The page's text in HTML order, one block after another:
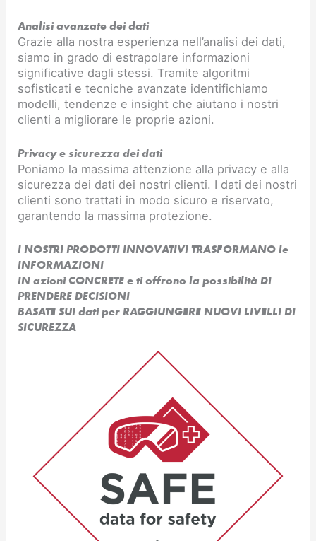
Analisi avanzate dei dati
Grazie alla nostra esperienza nell’analisi dei dati,
siamo in grado di estrapolare informazioni
significative dagli stessi. Tramite algoritmi
sofisticati e tecniche avanzate identifichiamo
modelli, tendenze e insight che aiutano i nostri
clienti a migliorare le proprie azioni.
Privacy e sicurezza dei dati
Poniamo la massima attenzione alla privacy e alla
sicurezza dei dati dei nostri clienti. I dati dei nostri
clienti sono trattati in modo sicuro e riservato,
garantendo la massima protezione.
I NOSTRI PRODOTTI INNOVATIVI TRASFORMANO le
INFORMAZIONI
IN azioni CONCRETE e ti offrono la possibilità DI
PRENDERE DECISIONI
BASATE SUI dati per RAGGIUNGERE NUOVI LIVELLI DI
SICUREZZA